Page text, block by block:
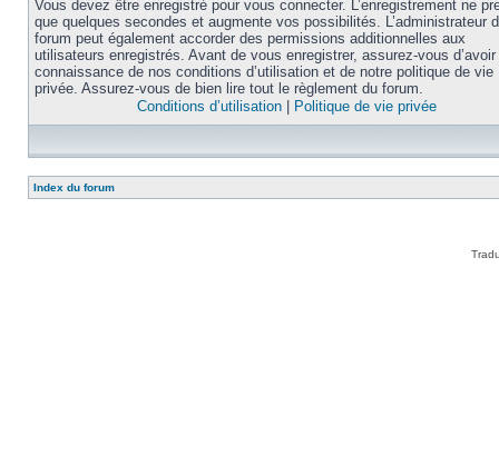
Vous devez être enregistré pour vous connecter. L’enregistrement ne
que quelques secondes et augmente vos possibilités. L’administrateur
forum peut également accorder des permissions additionnelles aux
utilisateurs enregistrés. Avant de vous enregistrer, assurez-vous
connaissance de nos conditions d’utilisation et de notre politique de vie
privée. Assurez-vous de bien lire tout le règlement du forum.
Conditions d’utilisation
Politique de vie privée
Index du forum